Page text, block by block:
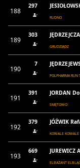
188
297
RUDNO
189
303
GRUDZIĄDZ
190
7
POLPHARMA RUN
191
391 JORDAN
SMĘTOWO
192
379 JÓŹWIK
KOWALE KOWALE
193
669 JUREWICZ
ELBAŻANT